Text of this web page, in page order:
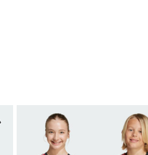
Añadir a la lista de deseos